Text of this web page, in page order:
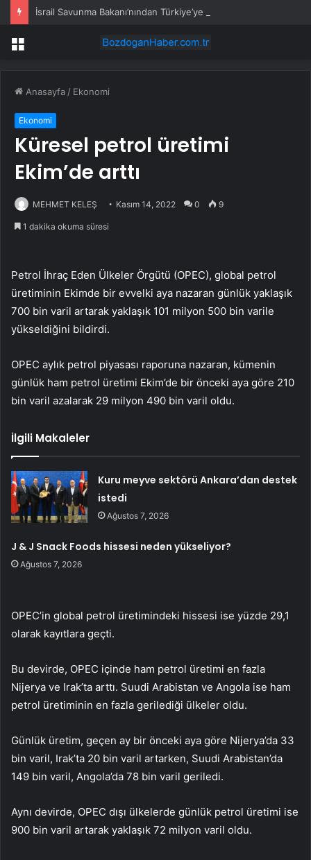
Menü
Anasayfa / Ekonomi
Ekonomi
Küresel petrol üretimi
Ekim’de arttı
MEHMET KELEŞ Kasım 14, 2022 0 9
1 dakika okuma süresi
Petrol İhraç Eden Ülkeler Örgütü (OPEC), global petrol
üretiminin Ekimde bir evvelki aya nazaran günlük yaklaşık
700 bin varil artarak yaklaşık 101 milyon 500 bin varile
yükseldiğini bildirdi.
OPEC aylık petrol piyasası raporuna nazaran, kümenin
günlük ham petrol üretimi Ekim’de bir önceki aya göre 210
bin varil azalarak 29 milyon 490 bin varil oldu.
İlgili Makaleler
Kuru meyve sektörü Ankara’dan destek
istedi
Ağustos 7, 2026
J & J Snack Foods hissesi neden yükseliyor?
Ağustos 7, 2026
OPEC’in global petrol üretimindeki hissesi ise yüzde 29,1
olarak kayıtlara geçti.
Bu devirde, OPEC içinde ham petrol üretimi en fazla
Nijerya ve Irak’ta arttı. Suudi Arabistan ve Angola ise ham
petrol üretiminin en fazla gerilediği ülkeler oldu.
Günlük üretim, geçen ay bir önceki aya göre Nijerya’da 33
bin varil, Irak’ta 20 bin varil artarken, Suudi Arabistan’da
149 bin varil, Angola’da 78 bin varil geriledi.
Aynı devirde, OPEC dışı ülkelerde günlük petrol üretimi ise
900 bin varil artarak yaklaşık 72 milyon varil oldu.